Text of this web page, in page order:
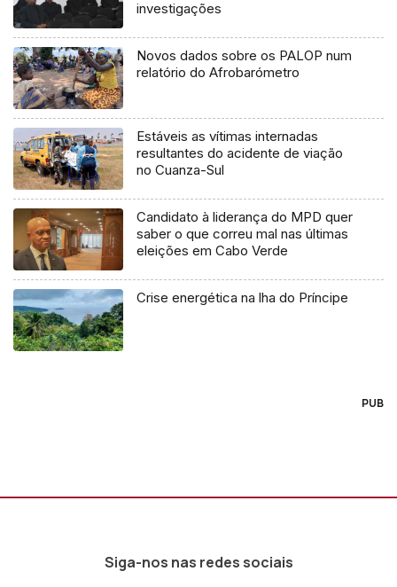
investigações
Novos dados sobre os PALOP num
relatório do Afrobarómetro
Estáveis as vítimas internadas
resultantes do acidente de viação
no Cuanza-Sul
Candidato à liderança do MPD quer
saber o que correu mal nas últimas
eleições em Cabo Verde
Crise energética na lha do Príncipe
PUB
Siga-nos nas redes sociais